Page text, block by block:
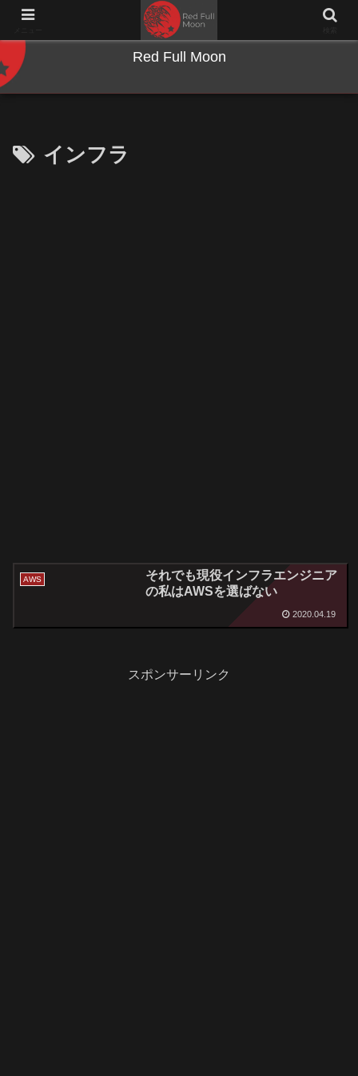
NWとキーボードのジャンク沼に沈む夜
Red Full Moon
インフラ
AWS
それでも現役インフラエンジニア
の私はAWSを選ばない
2020.04.19
スポンサーリンク